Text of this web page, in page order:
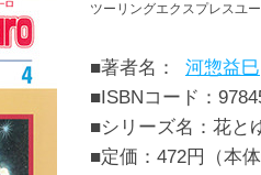
ツーリングエクスプレスユ
■著者名：
河惣益巳
■ISBNコード：
■シリーズ名：花と
■定価：472円（本